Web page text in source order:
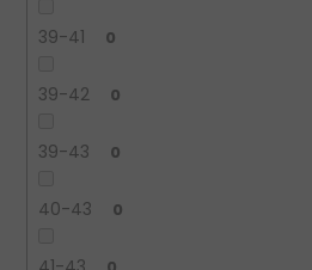
39-41 0
39-42 0
39-43 0
40-43 0